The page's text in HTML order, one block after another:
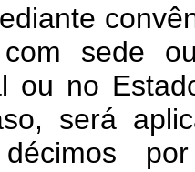
sede
ou no
será